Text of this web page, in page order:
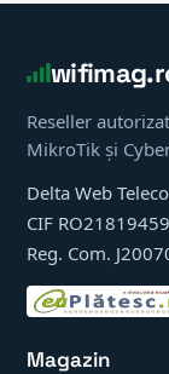
Reseller
MikroTik și
Delta Web
CIF RO21819459
Reg. Com.
Magazin